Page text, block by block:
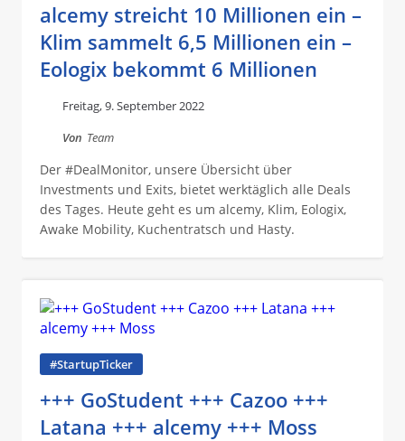
alcemy streicht 10 Millionen ein –
Klim sammelt 6,5 Millionen ein –
Eologix bekommt 6 Millionen
Freitag, 9. September 2022
Von Team
Der #DealMonitor, unsere Übersicht über
Investments und Exits, bietet werktäglich alle Deals
des Tages. Heute geht es um alcemy, Klim, Eologix,
Awake Mobility, Kuchentratsch und Hasty.
#StartupTicker
+++ GoStudent +++ Cazoo +++
Latana +++ alcemy +++ Moss